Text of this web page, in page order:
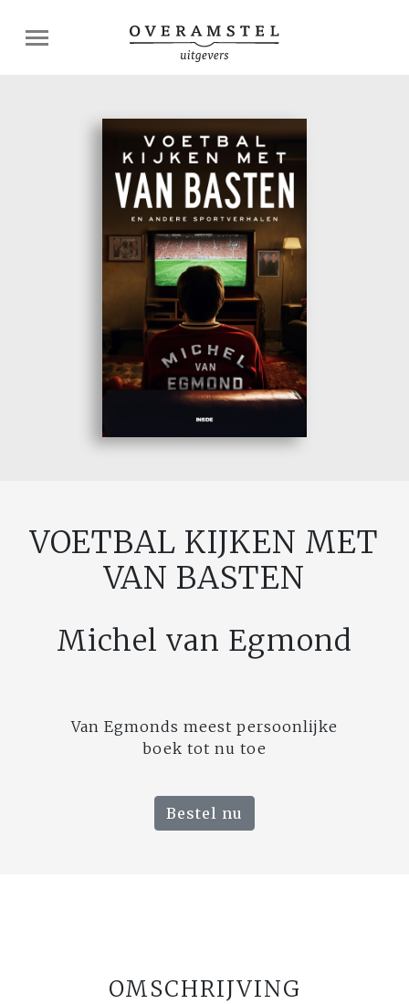
VOETBAL KIJKEN MET
VAN BASTEN
Michel van Egmond
Van Egmonds meest persoonlijke
boek tot nu toe
Bestel nu
OMSCHRIJVING